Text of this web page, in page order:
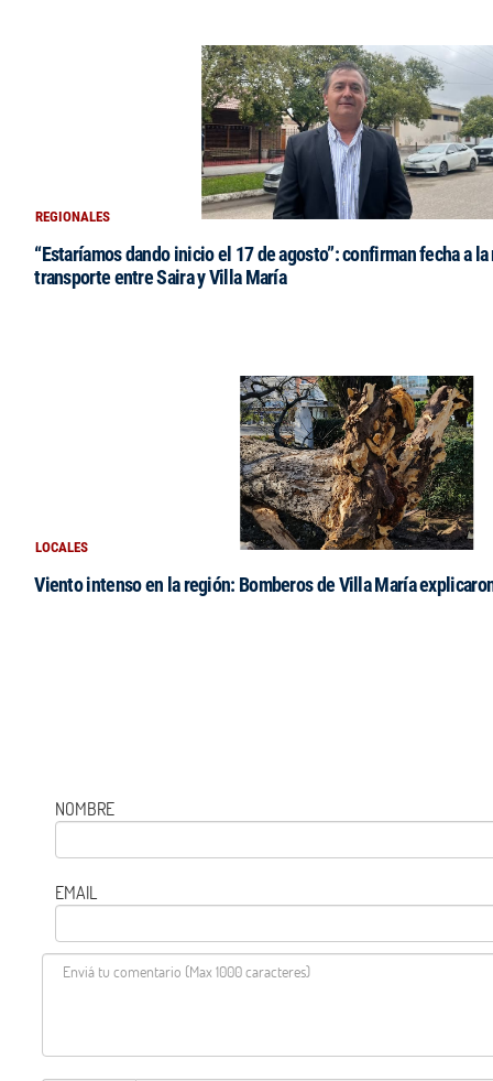
REGIONALES
“Estaríamos dando inicio el 17 de agosto”: confirman fecha a
transporte entre Saira y Villa María
LOCALES
Viento intenso en la región: Bomberos de Villa María
NOMBRE
EMAIL